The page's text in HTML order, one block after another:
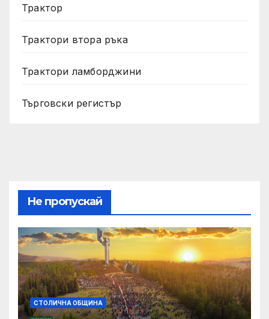
Трактор
Трактори втора ръка
Трактори ламборджини
Търговски регистър
Не пропускай
СТОЛИЧНА ОБЩИНА